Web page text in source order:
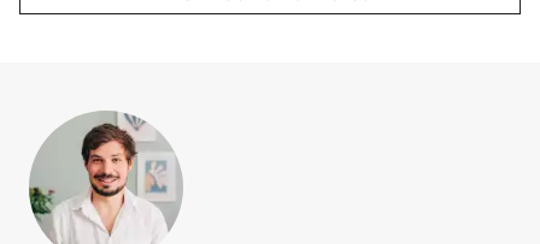
Attenante
Baignoire
Vasque double